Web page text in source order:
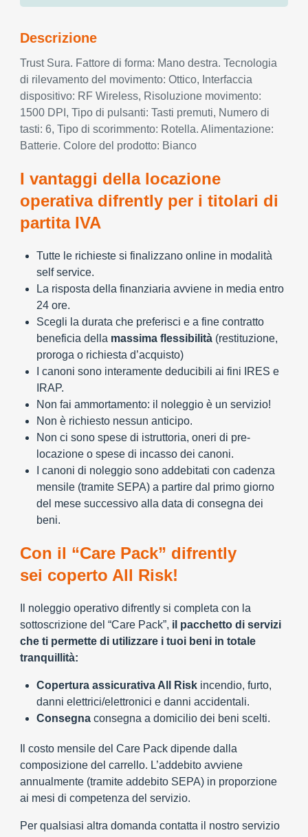
Descrizione
Trust Sura. Fattore di forma: Mano destra. Tecnologia
di rilevamento del movimento: Ottico, Interfaccia
dispositivo: RF Wireless, Risoluzione movimento:
1500 DPI, Tipo di pulsanti: Tasti premuti, Numero di
tasti: 6, Tipo di scorimmento: Rotella. Alimentazione:
Batterie. Colore del prodotto: Bianco
I vantaggi della locazione
operativa difrently per i titolari di
partita IVA
Tutte le richieste si finalizzano online in modalità
self service.
La risposta della finanziaria avviene in media entro
24 ore.
Scegli la durata che preferisci e a fine contratto
beneficia della massima flessibilità (restituzione,
proroga o richiesta d’acquisto)
I canoni sono interamente deducibili ai fini IRES e
IRAP.
Non fai ammortamento: il noleggio è un servizio!
Non è richiesto nessun anticipo.
Non ci sono spese di istruttoria, oneri di pre-
locazione o spese di incasso dei canoni.
I canoni di noleggio sono addebitati con cadenza
mensile (tramite SEPA) a partire dal primo giorno
del mese successivo alla data di consegna dei
beni.
Con il “Care Pack” difrently
sei coperto All Risk!
Il noleggio operativo difrently si completa con la
sottoscrizione del “Care Pack”, il pacchetto di servizi
che ti permette di utilizzare i tuoi beni in totale
tranquillità:
Copertura assicurativa All Risk incendio, furto,
danni elettrici/elettronici e danni accidentali.
Consegna consegna a domicilio dei beni scelti.
Il costo mensile del Care Pack dipende dalla
composizione del carrello. L’addebito avviene
annualmente (tramite addebito SEPA) in proporzione
ai mesi di competenza del servizio.
Per qualsiasi altra domanda contatta il nostro servizio